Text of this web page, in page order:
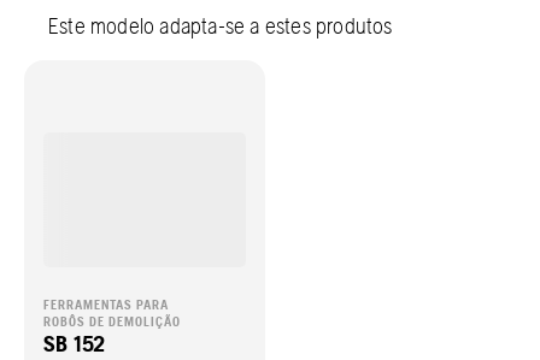
Este modelo adapta-se a estes produtos
FERRAMENTAS PARA
ROBÔS DE DEMOLIÇÃO
SB 152